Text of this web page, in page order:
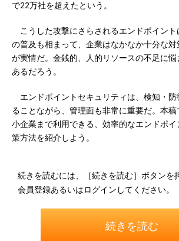
で22万社を超えたという。
こうした攻撃にさらされるエンドポイント
の普及も相まって、企業はなかなか十分な
が実情だ。金銭的、人的リソースの不足に悩
あるだろう。
エンドポイントセキュリティは、検知・防
ることながら、管理面も非常に重要だ。本
小企業まで利用できる、効率的なエンドポ
策方法を紹介しよう。
続きを読むには、［続きを読む］ボタンを
会員登録あるいはログインしてください。
続きを読む